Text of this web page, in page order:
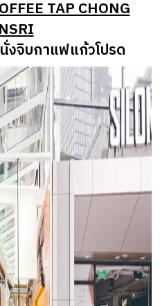
TAP CHONG
งจิบกาแฟแก้วโปรด